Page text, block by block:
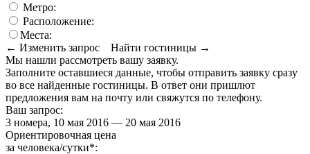
Метро:
Расположение:
Места:
← Изменить запрос
Найти гостиницы →
Мы нашли рассмотреть вашу заявку.
Заполните оставшиеся данные, чтобы отправить заявку сразу
во все найденные гостиницы. В ответ они пришлют
предложения вам на почту или свяжутся по телефону.
Ваш запрос:
3 номера, 10 мая 2016 — 20 мая 2016
Ориентировочная цена
за человека/сутки*: